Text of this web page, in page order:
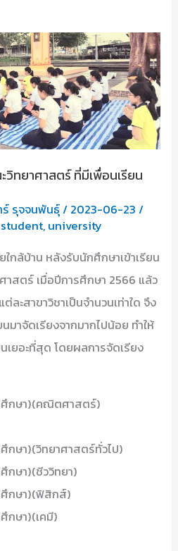
วิทยาศาสตร์ ที่มีเพื่อนเรียน
ร์ รุจจนพันธุ์/ 2023-06-23/
student, university
กล้บ้าน หลังรับนักศึกษาเข้าเรียน
าสตร์ เมื่อปีการศึกษา 2566 แล้ว
ละสาขาวิชาเป็นจำนวนเท่าใด จึง
มาจัดเรียงจากมากไปน้อย ทำให้
เยอะที่สุด โดยผลการจัดเรียง
กษา)(คณิตศาสตร์)
ษา)(วิทยาศาสตร์ทั่วไป)
ษา)(ชีววิทยา)
กษา)(ฟิสิกส์)
กษา)(เคมี)